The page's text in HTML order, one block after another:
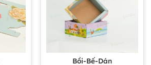
Bồi-Bế-Dán